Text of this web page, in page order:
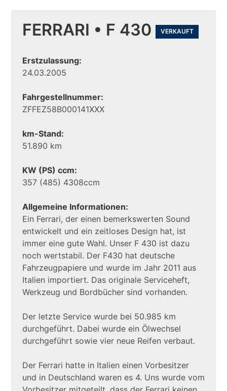
FERRARI • F 430 VERKAUFT
Erstzulassung:
24.03.2005
Fahrgestellnummer:
ZFFEZ58B000141XXX
km-Stand:
51.890 km
KW (PS) ccm:
357 (485) 4308ccm
Allgemeine Informationen:
Ein Ferrari, der einen bemerkswerten Sound
entwickelt und ein zeitloses Design hat, ist
immer eine gute Wahl. Unser F 430 ist dazu
noch wertstabil. Der F430 hat deutsche
Fahrzeugpapiere und wurde im Jahr 2011 aus
Italien importiert. Das originale Serviceheft,
Werkzeug und Bordbücher sind vorhanden.
Der letzte Service wurde bei 50.985 km
durchgeführt. Dabei wurde ein Ölwechsel
durchgeführt sowie vier neue Reifen verbaut.
Der Ferrari hatte in Italien einen Vorbesitzer
und in Deutschland waren es 4. Uns wurde vom